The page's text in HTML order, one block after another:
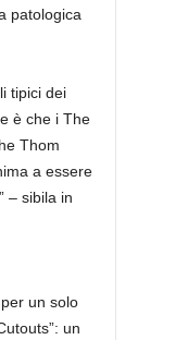
patologica
tipici dei
è che i The
Thom
a essere
– sibila in
un solo
un